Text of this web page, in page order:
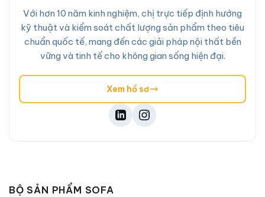
Với hơn 10 năm kinh nghiệm, chị trực tiếp định hướng
kỹ thuật và kiểm soát chất lượng sản phẩm theo tiêu
chuẩn quốc tế, mang đến các giải pháp nội thất bền
vững và tinh tế cho không gian sống hiện đại.
Xem hồ sơ
BỘ SẢN PHẨM SOFA